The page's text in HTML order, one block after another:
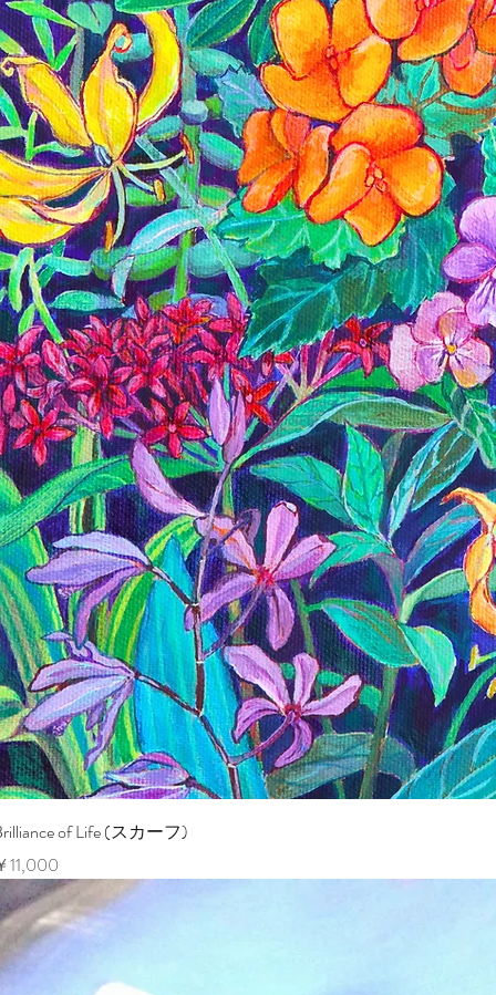
of Life (スカーフ)
格
11,000